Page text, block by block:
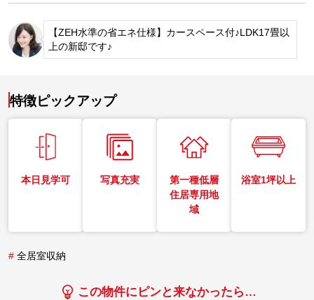
【ZEH水準の省エネ仕様】カースペース付♪LDK17畳以
上の新邸です♪
特徴ピックアップ
本日見学可 写真充実
第一種低層
住居専用地
域
浴室1坪以上
# 全居室収納
この物件にピンと来なかったら…